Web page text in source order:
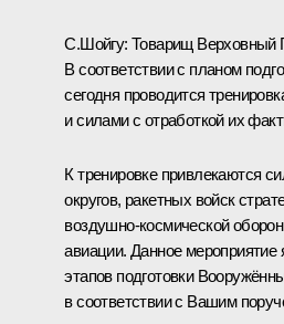
С.Шойгу: Товарищ Верховный
В соответствии с планом
сегодня проводится
и силами с отработкой их
К тренировке привлекаются
округов, ракетных войск
воздушно-космической
авиации. Данное
этапов подготовки
в соответствии с Вашим